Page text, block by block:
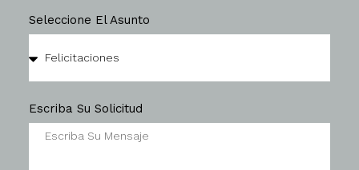
Seleccione El Asunto
Escriba Su Solicitud